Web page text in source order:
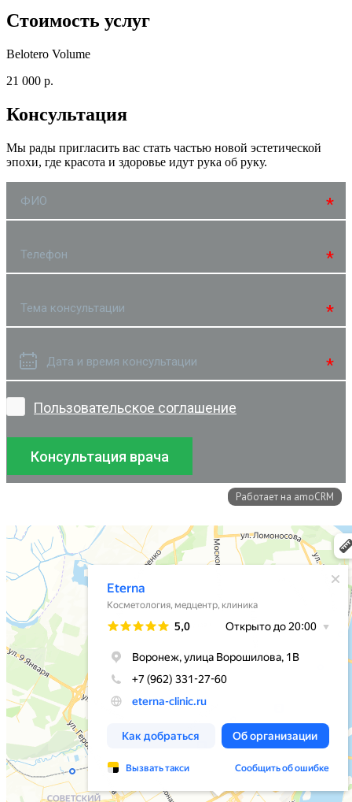
Стоимость услуг
Belotero Volume
21 000 р.
Консультация
Мы рады пригласить вас стать частью новой эстетической
эпохи, где красота и здоровье идут рука об руку.